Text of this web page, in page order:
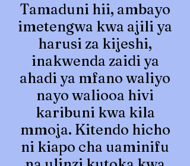
Tamaduni hii, ambayo
imetengwa kwa ajili ya
harusi za kijeshi,
inakwenda zaidi ya
ahadi ya mfano waliyo
nayo waliooa hivi
karibuni kwa kila
mmoja. Kitendo hicho
ni kiapo cha uaminifu